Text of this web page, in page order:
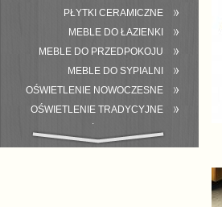
PŁYTKI CERAMICZNE
MEBLE DO ŁAZIENKI
MEBLE DO PRZEDPOKOJU
MEBLE DO SYPIALNI
OŚWIETLENIE NOWOCZESNE
OŚWIETLENIE TRADYCYJNE